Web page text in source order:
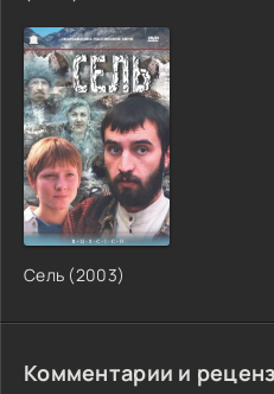
Сель (2003)
Комментарии и